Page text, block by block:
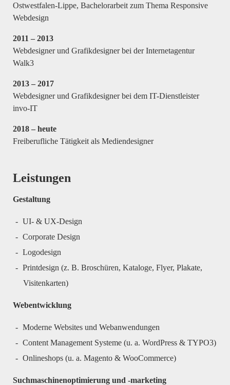
Ostwestfalen-Lippe, Bachelorarbeit zum Thema Responsive
Webdesign
2011 – 2013
Webdesigner und Grafikdesigner bei der Internetagentur
Walk3
2013 – 2017
Webdesigner und Grafikdesigner bei dem IT-Dienstleister
invo-IT
2018 – heute
Freiberufliche Tätigkeit als Mediendesigner
Leistungen
Gestaltung
UI- & UX-Design
Corporate Design
Logodesign
Printdesign (z. B. Broschüren, Kataloge, Flyer, Plakate,
Visitenkarten)
Webentwicklung
Moderne Websites und Webanwendungen
Content Management Systeme (u. a. WordPress & TYPO3)
Onlineshops (u. a. Magento & WooCommerce)
Suchmaschinenoptimierung und -marketing